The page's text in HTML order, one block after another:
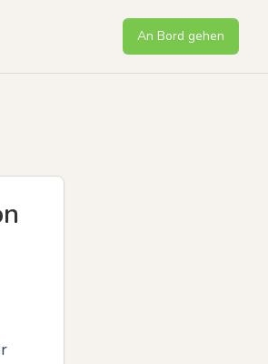
An Bord gehen